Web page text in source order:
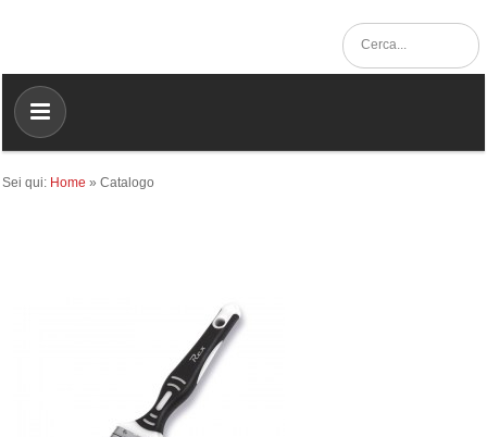
Sei qui: Home » Catalogo